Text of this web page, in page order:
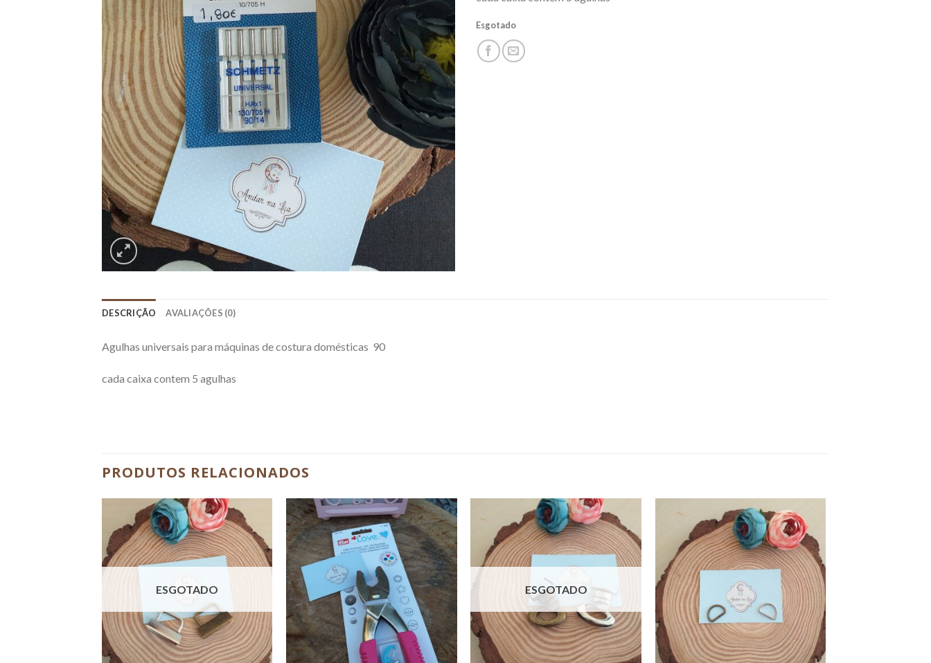
Esgotado
DESCRIÇÃO AVALIAÇÕES (0)
Agulhas universais para máquinas de costura domésticas 90
cada caixa contem 5 agulhas
PRODUTOS RELACIONADOS
ESGOTADO ESGOTADO